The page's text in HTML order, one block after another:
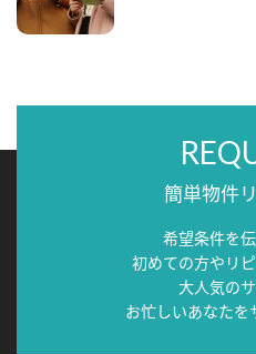
簡単物件
希望条件を
初めての方やリ
大人気のサ
お忙しいあなたを